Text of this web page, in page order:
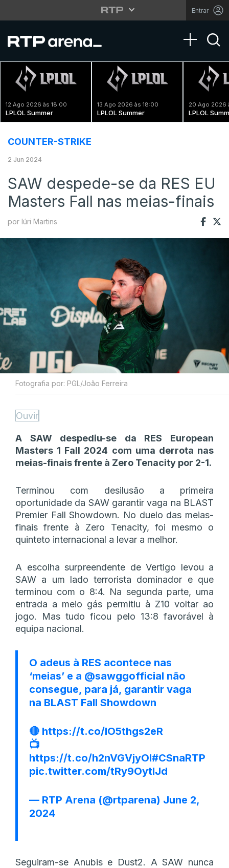
Entrar
Toggle
12 Ago 2026 às 18:00
LPLOL Summer
13 Ago 2026 às 18:00
LPLOL Summer
20 Ago 2026
LPLOL
COUNTER-STRIKE
2 Jun 2024
SAW despede-se da RES EU
Masters Fall nas meias-finais
por Iúri Martins
Fotografia por: PGL/João Ferreira
Ouvir
A SAW despediu-se da RES European
Masters 1 Fall 2024 com uma derrota nas
meias-finais frente à Zero Tenacity por 2-1.
Terminou com desilusão a primeira
oportunidade da SAW garantir vaga na BLAST
Premier Fall Showdown. No duelo das meias-
finais frente à Zero Tenacity, foi mesmo o
quinteto internacional a levar a melhor.
A escolha surpreendente de Vertigo levou a
SAW a um lado terrorista dominador e que
terminou com o 8:4. Na segunda parte, uma
entrada a meio gás permitiu à Z10 voltar ao
jogo. Mas tudo ficou pelo 13:8 favorável à
equipa nacional.
O adeus à RES acontece nas
‘meias’ e a @sawggofficial não
consegue, para já, garantir vaga
na BLAST Fall Showdown
🔴 https://t.co/lO5thgs2eR
📺
https://t.co/h2nVGVjyOI#CSnaRTP
pic.twitter.com/tRy9OytIJd
— RTP Arena (@rtparena) June 2,
2024
Seguiram-se Anubis e Dust2. A SAW nunca